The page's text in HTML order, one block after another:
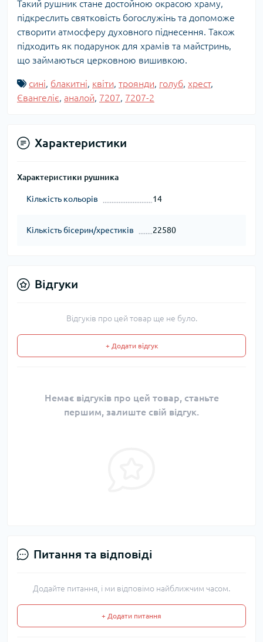
Такий рушник стане достойною окрасою храму,
підкреслить святковість богослужінь та допоможе
створити атмосферу духовного піднесення. Також
підходить як подарунок для храмів та майстринь,
що займаються церковною вишивкою.
сині, блакитні, квіти, троянди, голуб, хрест,
Євангеліє, аналой, 7207, 7207-2
Характеристики
Характеристики рушника
Кількість кольорів 14
Кількість бісерин/хрестиків 22580
Відгуки
Відгуків про цей товар ще не було.
+ Додати відгук
Немає відгуків про цей товар, станьте
першим, залиште свій відгук.
Питання та відповіді
Додайте питання, і ми відповімо найближчим часом.
+ Додати питання